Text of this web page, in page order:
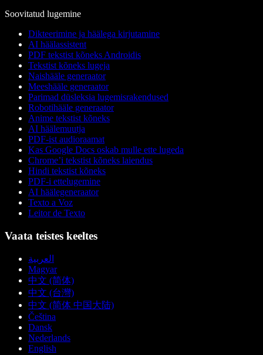
Soovitatud lugemine
Dikteerimine ja häälega kirjutamine
AI häälassistent
PDF tekstist kõneks Androidis
Tekstist kõneks lugeja
Naishääle generaator
Meeshääle generaator
Parimad düsleksia lugemisrakendused
Robotihääle generaator
Anime tekstist kõneks
AI häälemuutja
PDF-ist audioraamat
Kas Google Docs oskab mulle ette lugeda
Chrome’i tekstist kõneks laiendus
Hindi tekstist kõneks
PDF-i ettelugemine
AI häälegeneraator
Texto a Voz
Leitor de Texto
Vaata teistes keeltes
العربية
Magyar
中文 (简体)
中文 (台灣)
中文 (简体 中国大陆)
Čeština
Dansk
Nederlands
English